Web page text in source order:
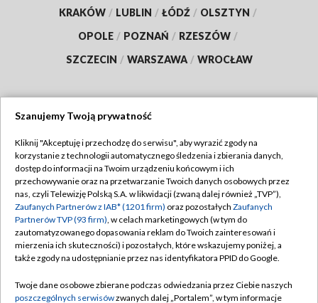
KRAKÓW / LUBLIN / ŁÓDŹ / OLSZTYN /
OPOLE / POZNAŃ / RZESZÓW /
SZCZECIN / WARSZAWA / WROCŁAW
TVP
Abonament TVP
Emisja w TVP
Centrum informacji TVP
Naziemna Telewizja Cyfrowa
Rada Programowa
Regulamin TVP
Polityka prywatności
Moje zgody
Pomoc
Kontakt
Szanujemy Twoją prywatność
Kliknij "Akceptuję i przechodzę do serwisu", aby wyrazić zgody na
korzystanie z technologii automatycznego śledzenia i zbierania danych,
dostęp do informacji na Twoim urządzeniu końcowym i ich
przechowywanie oraz na przetwarzanie Twoich danych osobowych przez
nas, czyli Telewizję Polską S.A. w likwidacji (zwaną dalej również „TVP”),
Zaufanych Partnerów z IAB* (1201 firm) oraz pozostałych Zaufanych
Partnerów TVP (93 firm), w celach marketingowych (w tym do
zautomatyzowanego dopasowania reklam do Twoich zainteresowań i
mierzenia ich skuteczności) i pozostałych, które wskazujemy poniżej, a
także zgody na udostępnianie przez nas identyfikatora PPID do Google.
Twoje dane osobowe zbierane podczas odwiedzania przez Ciebie naszych
poszczególnych serwisówzwanych dalej „Portalem”, w tym informacje